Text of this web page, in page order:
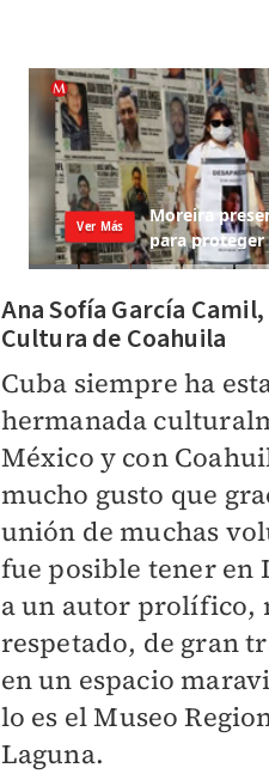
Ana Sofía García
Cultura de Coahuila
Cuba siempre ha
hermanada
México y con
mucho gusto que
unión de muchas
fue posible tener en
a un autor prolífico,
respetado, de gran
en un espacio
lo es el Museo
Laguna.